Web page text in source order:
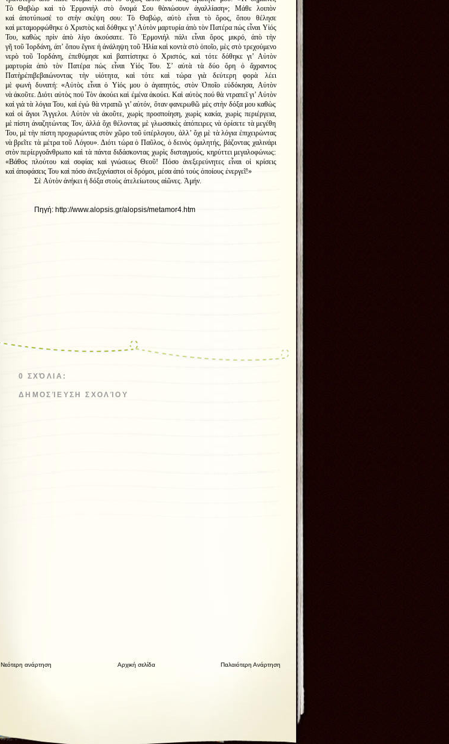
Τὸ Θαβὼρ καὶ τὸ Ἐρμονιήλ στὸ ὄνομά Σου θὰνιώσουν ἀγαλλίαση»; Μάθε λοιπὸν
καὶ ἀποτύπωσέ το στὴν σκέψη σου: Τὸ Θαβώρ, αὐτὸ εἶναι τὸ ὅρος, ὅπου θέλησε
καὶ μεταμορφώθηκε ὁ Χριστὸς καὶ δόθηκε γι’ Αὐτὸν μαρτυρία ἀπὸ τὸν Πατέρα πώς εἶναι Υἱός
Του, καθὼς πρὶν ἀπὸ λίγο ἀκούσατε. Τὸ Ἐρμονιήλ πάλι εἶναι ὅρος μικρό, ἀπὸ τὴν
γῆ τοῦ Ἰορδάνη, ἀπ’ ὅπου ἔγινε ἡ ἀνάληψη τοῦ Ἠλία καὶ κοντὰ στὸ ὁποῖο, μὲς στὸ τρεχούμενο
νερὸ τοῦ Ἰορδάνη, ἐπεθύμησε καὶ βαπτίστηκε ὁ Χριστός, καὶ τότε δόθηκε γι’ Αὐτὸν
μαρτυρία ἀπὸ τὸν Πατέρα πώς εἶναι Υἱός Του. Σ’ αὐτὰ τὰ δύο ὄρη ὁ ἄχραντος
Πατὴρἐπιβεβαιώνοντας τὴν υἱότητα, καὶ τότε καὶ τώρα γιὰ δεύτερη φορὰ λέει
μὲ φωνὴ δυνατή: «Αὐτὸς εἶναι ὁ Υἱός μου ὁ ἀγαπητός, στὸν Ὁποῖο εὐδόκησα, Αὐτὸν
νὰ ἀκοῦτε. Διότι αὐτὸς πού Τὸν ἀκούει καὶ ἐμένα ἀκούει. Καὶ αὐτὸς πού θὰ ντραπεῖ γι’ Αὐτὸν
καὶ γιὰ τὰ λόγια Του, καὶ ἐγώ θὰ ντραπῶ γι’ αὐτόν, ὅταν φανερωθῶ μὲς στὴν δόξα μου καθὼς
καὶ οἱ ἅγιοι Ἄγγελοι. Αὐτὸν νὰ ἀκοῦτε, χωρὶς προσποίηση, χωρὶς κακία, χωρὶς περιέργεια,
μὲ πίστη ἀναζητώντας Τον, ἀλλά ὄχι θέλοντας μὲ γλωσσικὲς ἀπόπειρες νὰ ὁρίσετε τὰ μεγέθη
Του, μὲ τὴν πίστη προχωρώντας στὸν χῶρο τοῦ ὑπέρλογου, ἀλλ’ ὄχι μὲ τὰ λόγια ἐπιχειρώντας
νὰ βρεῖτε τὰ μέτρα τοῦ Λόγου». Διότι τώρα ὁ Παῦλος, ὁ δεινὸς ὁμιλητής, βάζοντας χαλινάρι
στὸν περίεργοἄνθρωπο καὶ τὰ πάντα διδάσκοντας χωρὶς δισταγμούς, κηρύττει μεγαλοφώνως:
«Βάθος πλούτου καὶ σοφίας καὶ γνώσεως Θεοῦ! Πόσο ἀνεξερεύνητες εἶναι οἱ κρίσεις
καὶ ἀποφάσεις Του καὶ πόσο ἀνεξιχνίαστοι οἱ δρόμοι, μέσα ἀπό τούς ὁποίους ἐνεργεῖ!»
Σὲ Αὐτὸν ἀνήκει ἡ δόξα στοὺς ἀτελείωτους αἰῶνες. Ἀμήν.
Πηγή: http://www.alopsis.gr/alopsis/metamor4.htm
0 ΣΧΌΛΙΑ:
ΔΗΜΟΣΊΕΥΣΗ ΣΧΟΛΊΟΥ
Νεότερη ανάρτηση Παλαιότερη Ανάρτηση
Αρχική σελίδα